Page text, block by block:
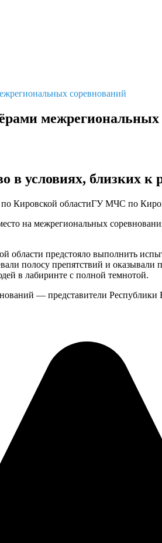
соревнований
межрегиональных
в условиях, близких к
Кировской областиГУ МЧС по
на межрегиональных
предстояло выполнить
полосу препятствий и
в лабиринте с полной темнотой.
— представители